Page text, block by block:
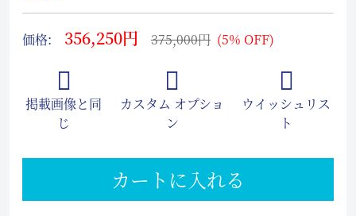
価格: 356,250円 375,000円 (5% OFF)
掲載画像と同
じ
カスタム オプショ
ン
ウイッシュリス
ト
カートに入れる